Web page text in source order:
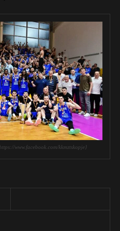
www.facebook.com/kkmztskopje}